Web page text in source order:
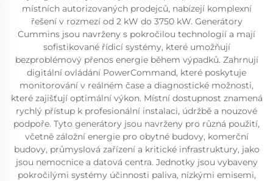
místních autorizovaných prodejců, nabízejí komplexní
řešení v rozmezí od 2 kW do 3750 kW. Generátory
Cummins jsou navrženy s pokročilou technologií a mají
sofistikované řídicí systémy, které umožňují
bezproblémový přenos energie během výpadků. Zahrnují
digitální ovládání PowerCommand, které poskytuje
monitorování v reálném čase a diagnostické možnosti,
které zajišťují optimální výkon. Místní dostupnost znamená
rychlý přístup k profesionální instalaci, údržbě a nouzové
podpoře. Tyto generátory jsou navrženy pro různá použití,
včetně záložní energie pro obytné budovy, komerční
budovy, průmyslová zařízení a kritické infrastruktury, jako
jsou nemocnice a datová centra. Jednotky jsou vybaveny
pokročilými systémy účinnosti paliva, nízkými emisemi,